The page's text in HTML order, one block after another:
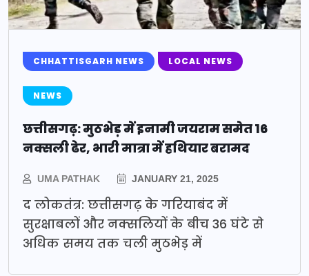
CHHATTISGARH NEWS LOCAL NEWS
NEWS
छत्तीसगढ़: मुठभेड़ में इनामी जयराम समेत 16
नक्सली ढेर, भारी मात्रा में हथियार बरामद
UMA PATHAK JANUARY 21, 2025
द लोकतंत्र: छत्तीसगढ़ के गरियाबंद में
सुरक्षाबलों और नक्सलियों के बीच 36 घंटे से
अधिक समय तक चली मुठभेड़ में